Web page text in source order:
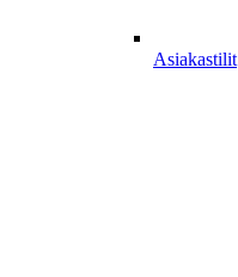
Asiakastilit